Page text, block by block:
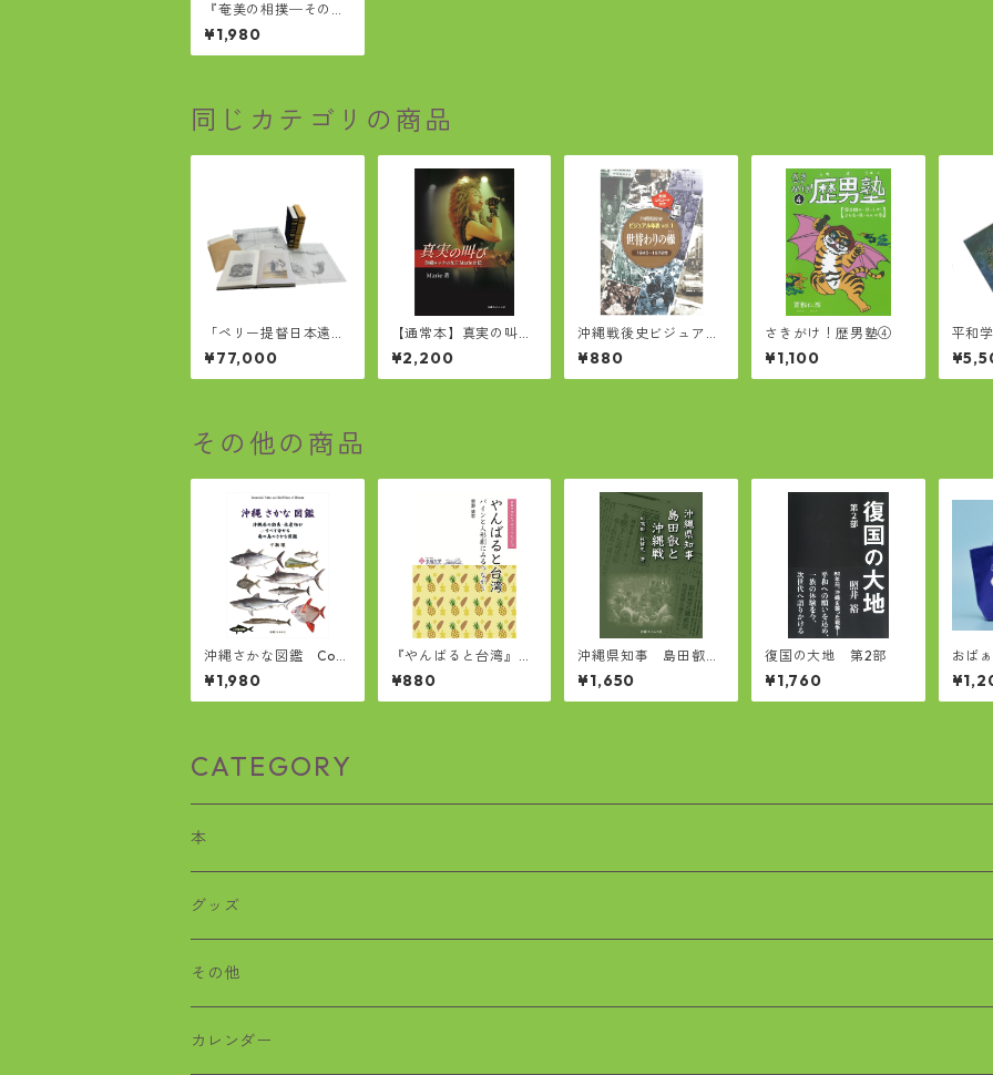
『奄美の相撲─その歴
史と民俗』
¥1,980
同じカテゴリの商品
「ペリー提督日本遠征
記」完全復刻版
¥77,000
【通常本】真実の叫
び 沖縄ロックの女王
Marie自伝
¥2,200
沖縄戦後史ビジュアル
年表vol.1 世替わりの
轍
¥880
さきがけ！歴男塾④
¥1,100
平和
とつ
その他の商品
沖縄さかな図鑑 Com
mercial Fishes and S
hellfishes of Okinaw
a
¥1,980
『やんばると台湾』名
桜大学やんばるブック
レット3
¥880
沖縄県知事 島田叡と
沖縄戦
¥1,650
復国の大地 第2部
¥1,760
おば
いバ
CATEGORY
本
歴史
沖縄戦
絵本
グッズ
おばぁタイムス
ワラビー
その他
カレンダー